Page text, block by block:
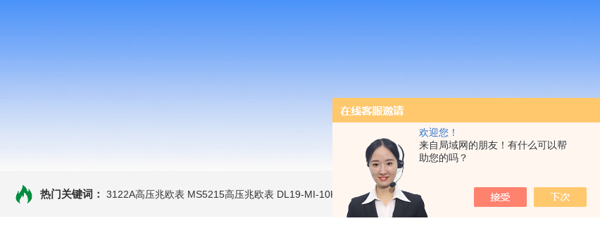
欢迎您！
来自局域网的朋友！有什么可以帮
助您的吗？
热门关键词： 3122A高压兆欧表 MS5215高压兆欧表 DL19-MI-10KVe 高压兆欧表 5000V数字高压兆欧表 CS2077型CS2077高压兆欧表校验仪